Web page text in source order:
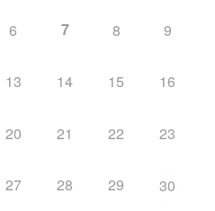
6 7 8 9
13 14 15 16
20 21 22 23
27 28 29 30